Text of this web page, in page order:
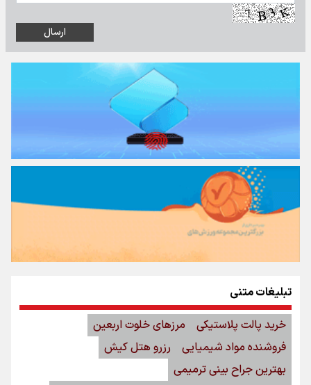
تبلیغات متنی
خرید پالت پلاستیکی
مرزهای خلوت اربعین
فروشنده مواد شیمیایی
رزرو هتل کیش
بهترین جراح بینی ترمیمی